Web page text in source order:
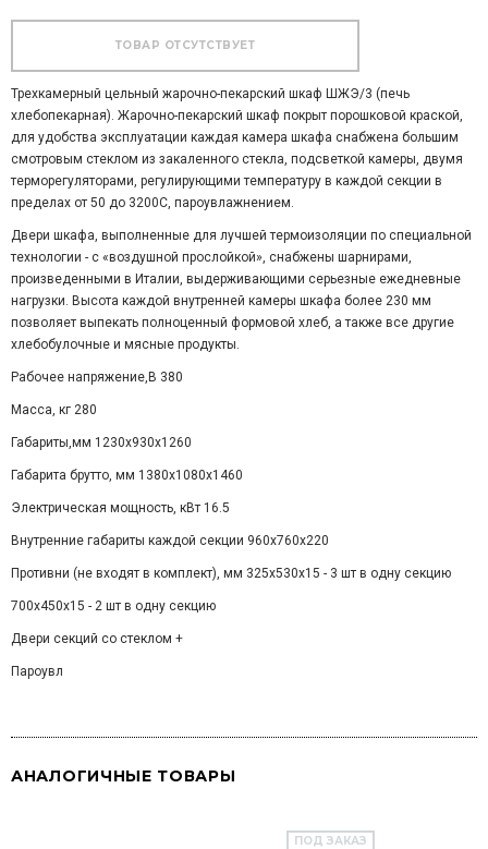
Трехкамерный цельный жарочно-пекарский шкаф ШЖЭ/3 (печь
хлебопекарная). Жарочно-пекарский шкаф покрыт порошковой краской,
для удобства эксплуатации каждая камера шкафа снабжена большим
смотровым стеклом из закаленного стекла, подсветкой камеры, двумя
терморегуляторами, регулирующими температуру в каждой секции в
пределах от 50 до 3200С, пароувлажнением.
Двери шкафа, выполненные для лучшей термоизоляции по специальной
технологии - с «воздушной прослойкой», снабжены шарнирами,
произведенными в Италии, выдерживающими серьезные ежедневные
нагрузки. Высота каждой внутренней камеры шкафа более 230 мм
позволяет выпекать полноценный формовой хлеб, а также все другие
хлебобулочные и мясные продукты.
Рабочее напряжение,В 380
Масса, кг 280
Габариты,мм 1230х930х1260
Габарита брутто, мм 1380х1080х1460
Электрическая мощность, кВт 16.5
Внутренние габариты каждой секции 960х760х220
Противни (не входят в комплект), мм 325х530х15 - 3 шт в одну секцию
700х450х15 - 2 шт в одну секцию
Двери секций со стеклом +
Пароувл
АНАЛОГИЧНЫЕ ТОВАРЫ
ПОД ЗАКАЗ